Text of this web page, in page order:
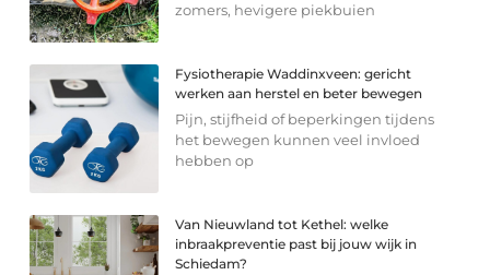
zomers, hevigere piekbuien
Fysiotherapie Waddinxveen: gericht
werken aan herstel en beter bewegen
Pijn, stijfheid of beperkingen tijdens
het bewegen kunnen veel invloed
hebben op
Van Nieuwland tot Kethel: welke
inbraakpreventie past bij jouw wijk in
Schiedam?